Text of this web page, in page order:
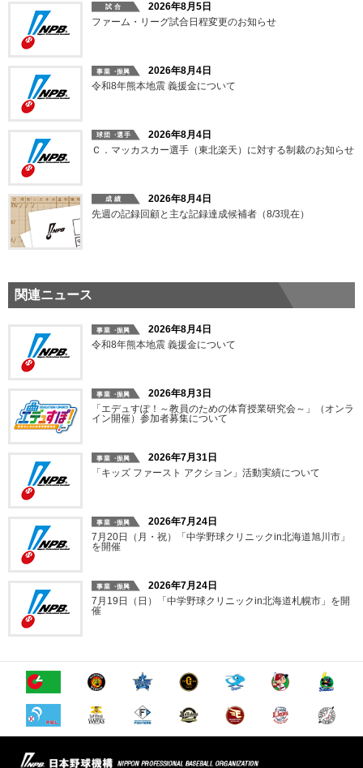
2026年8月5日
ファーム・リーグ試合日程変更のお知らせ
2026年8月4日
令和8年熊本地震 義援金について
2026年8月4日
Ｃ．マッカスカー選手（東北楽天）に対する制裁のお知らせ
2026年8月4日
先週の記録回顧と主な記録達成候補者（8/3現在）
関連ニュース
2026年8月4日
令和8年熊本地震 義援金について
2026年8月3日
「エデュすぽ！～教員のための体育授業研究会～」（オンラ
イン開催）参加者募集について
2026年7月31日
「キッズ ファースト アクション」活動実績について
2026年7月24日
7月20日（月・祝）「中学野球クリニックin北海道旭川市」
を開催
2026年7月24日
7月19日（日）「中学野球クリニックin北海道札幌市」を開
催